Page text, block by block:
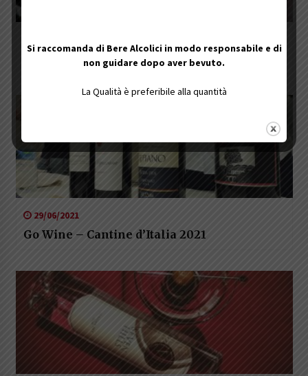
Go Wine – Buono… Non lo conoscevo!
29/06/2021
Go Wine – Cantine d’Italia 2021
Si raccomanda di Bere Alcolici in modo responsabile e di
non guidare dopo aver bevuto.
La Qualità è preferibile alla quantità